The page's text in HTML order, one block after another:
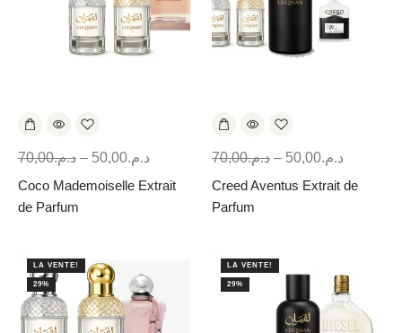
د.م.70,00 – د.م.50,00
Coco Mademoiselle Extrait
de Parfum
د.م.70,00 – د.م.50,00
Creed Aventus Extrait de
Parfum
LA VENTE!
29%
LA VENTE!
29%